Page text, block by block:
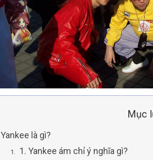
Mục
Yankee là gì?
1. Yankee ám chỉ ý nghĩa gì?